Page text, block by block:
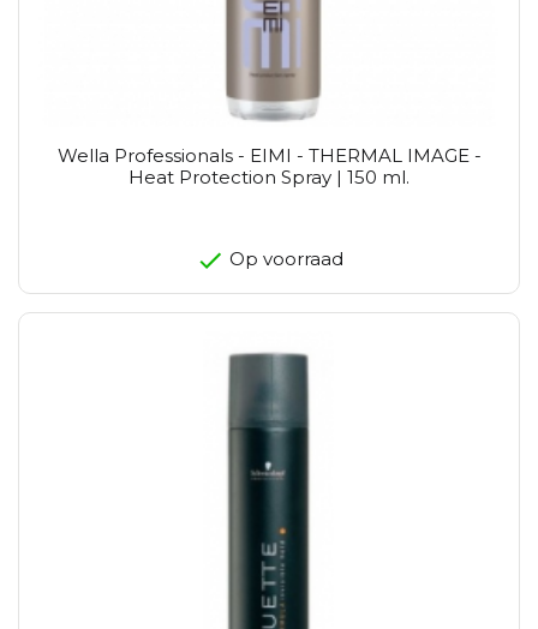
Wella Professionals - EIMI - THERMAL IMAGE -
Heat Protection Spray | 150 ml.
Op voorraad